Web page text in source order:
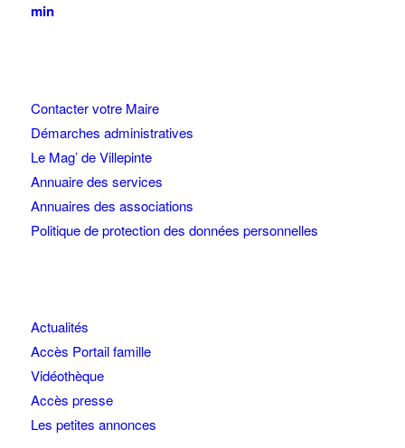
min
Contacter votre Maire
Démarches administratives
Le Mag’ de Villepinte
Annuaire des services
Annuaires des associations
Politique de protection des données personnelles
Actualités
Accès Portail famille
Vidéothèque
Accès presse
Les petites annonces